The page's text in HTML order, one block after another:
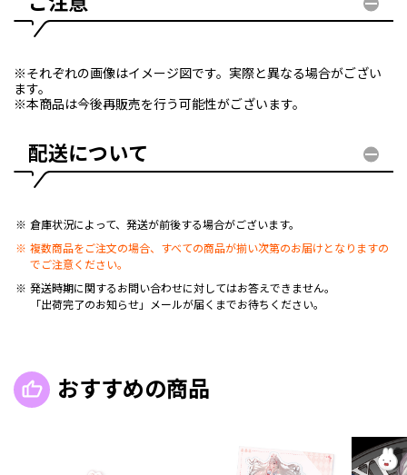
※それぞれの画像はイメージ図です。実際と異なる場合がござい
ます。
※本商品は今後再販売を行う可能性がございます。
配送について
倉庫状況によって、発送が前後する場合がございます。
複数商品をご注文の場合、すべての商品が揃い次第のお届けとなりますの
でご注意ください。
発送時期に関するお問い合わせに対してはお答えできません。
「出荷完了のお知らせ」メールが届くまでお待ちください。
おすすめの商品